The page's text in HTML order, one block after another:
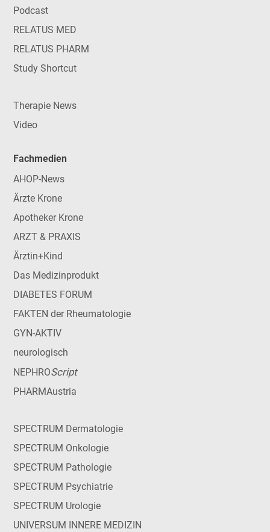
Podcast
RELATUS MED
RELATUS PHARM
Study Shortcut
Therapie News
Video
Fachmedien
AHOP-News
Ärzte Krone
Apotheker Krone
ARZT & PRAXIS
Ärztin+Kind
Das Medizinprodukt
DIABETES FORUM
FAKTEN der Rheumatologie
GYN-AKTIV
neurologisch
NEPHROScript
PHARMAustria
SPECTRUM Dermatologie
SPECTRUM Onkologie
SPECTRUM Pathologie
SPECTRUM Psychiatrie
SPECTRUM Urologie
UNIVERSUM INNERE MEDIZIN